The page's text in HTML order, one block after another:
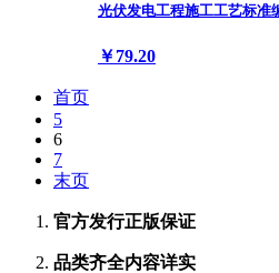
光伏发电工程施工工艺标准
￥79.20
首页
5
6
7
末页
官方发行正版保证
品类齐全内容详实